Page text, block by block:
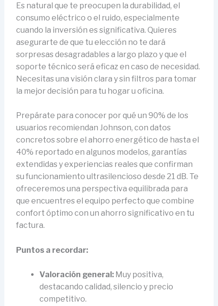
Es natural que te preocupen la durabilidad, el
consumo eléctrico o el ruido, especialmente
cuando la inversión es significativa. Quieres
asegurarte de que tu elección no te dará
sorpresas desagradables a largo plazo y que el
soporte técnico será eficaz en caso de necesidad.
Necesitas una visión clara y sin filtros para tomar
la mejor decisión para tu hogar u oficina.
Prepárate para conocer por qué un 90% de los
usuarios recomiendan Johnson, con datos
concretos sobre el ahorro energético de hasta el
40% reportado en algunos modelos, garantías
extendidas y experiencias reales que confirman
su funcionamiento ultrasilencioso desde 21 dB. Te
ofreceremos una perspectiva equilibrada para
que encuentres el equipo perfecto que combine
confort óptimo con un ahorro significativo en tu
factura.
Puntos a recordar:
Valoración general:Muy positiva,
destacando calidad, silencio y precio
competitivo.